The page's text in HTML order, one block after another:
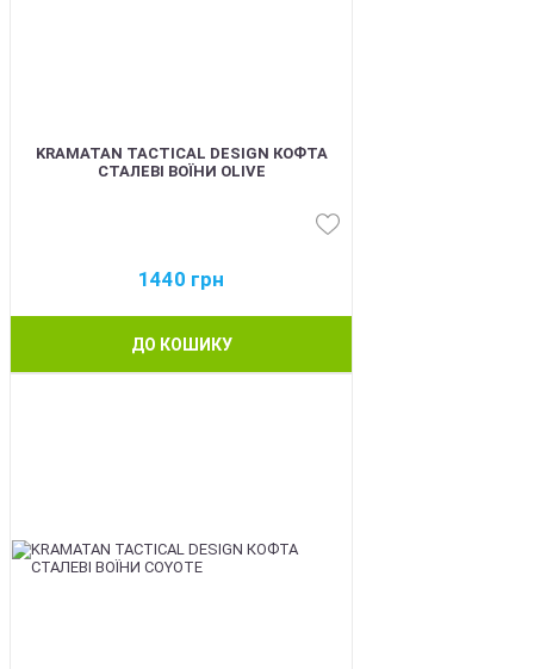
KRAMATAN TACTICAL DESIGN КОФТА
СТАЛЕВІ ВОЇНИ OLIVE
1440 грн
ДО КОШИКУ